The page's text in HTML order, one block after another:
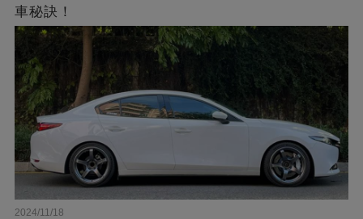
車秘訣！
2024/11/18